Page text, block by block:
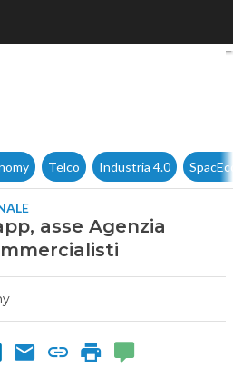
carta più app, asse
Telco Industria 4.0
asse Agenzia